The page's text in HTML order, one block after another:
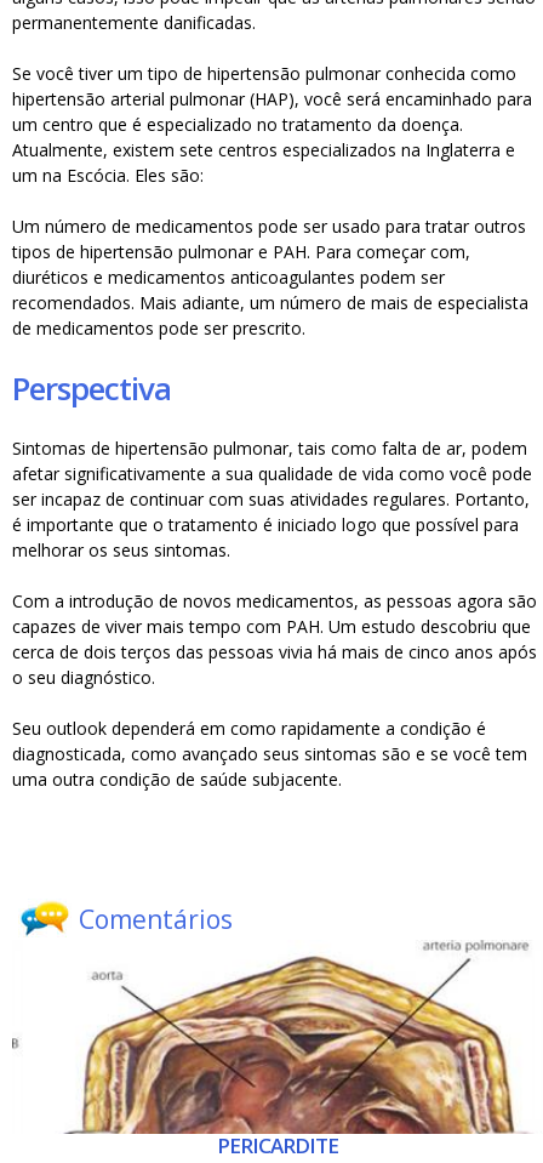
permanentemente danificadas.
Se você tiver um tipo de hipertensão pulmonar conhecida como
hipertensão arterial pulmonar (HAP), você será encaminhado para
um centro que é especializado no tratamento da doença.
Atualmente, existem sete centros especializados na Inglaterra e
um na Escócia. Eles são:
Um número de medicamentos pode ser usado para tratar outros
tipos de hipertensão pulmonar e PAH. Para começar com,
diuréticos e medicamentos anticoagulantes podem ser
recomendados. Mais adiante, um número de mais de especialista
de medicamentos pode ser prescrito.
Perspectiva
Sintomas de hipertensão pulmonar, tais como falta de ar, podem
afetar significativamente a sua qualidade de vida como você pode
ser incapaz de continuar com suas atividades regulares. Portanto,
é importante que o tratamento é iniciado logo que possível para
melhorar os seus sintomas.
Com a introdução de novos medicamentos, as pessoas agora são
capazes de viver mais tempo com PAH. Um estudo descobriu que
cerca de dois terços das pessoas vivia há mais de cinco anos após
o seu diagnóstico.
Seu outlook dependerá em como rapidamente a condição é
diagnosticada, como avançado seus sintomas são e se você tem
uma outra condição de saúde subjacente.
Comentários
PERICARDITE